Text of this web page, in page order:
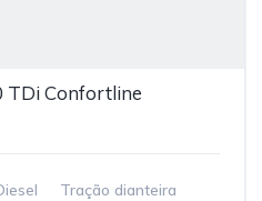
TDi Confortline
Tração dianteira